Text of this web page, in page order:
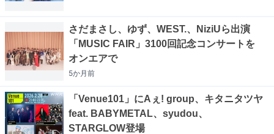
さだまさし、ゆず、WEST.、NiziUら出演
「MUSIC FAIR」3100回記念コンサートを
オンエアで
5か月前
「Venue101」にAぇ! group、キタニタツヤ
feat. BABYMETAL、syudou、
STARGLOW登場